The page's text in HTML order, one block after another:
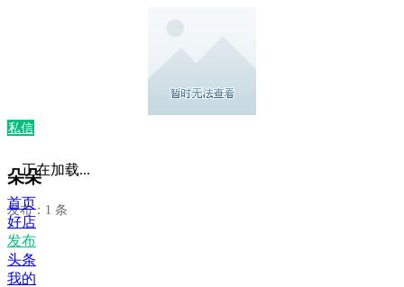
私信
朵朵
发布：1 条
正在加载...
首页
好店
发布
头条
我的